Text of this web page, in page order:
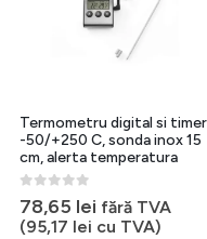
Termometru digital si
-50/+250 C, sonda inox 15
cm, alerta temperatura
0out of 5
78,65 lei fără TVA
(95,17 lei cu TVA)